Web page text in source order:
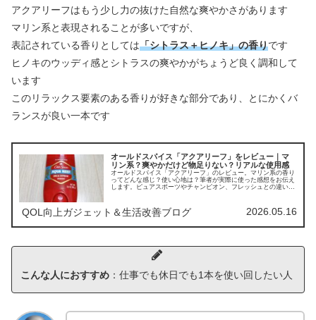
アクアリーフはもう少し力の抜けた自然な爽やかさがあります
マリン系と表現されることが多いですが、
表記されている香りとしては「シトラス＋ヒノキ」の香りです
ヒノキのウッディ感とシトラスの爽やかがちょうど良く調和して
います
このリラックス要素のある香りが好きな部分であり、とにかくバ
ランスが良い一本です
オールドスパイス「アクアリーフ」をレビュー｜マ
リン系？爽やかだけど物足りない？リアルな使用感
オールドスパイス「アクアリーフ」のレビュー。マリン系の香り
ってどんな感じ？使い心地は？筆者が実際に使った感想をお伝え
します。ピュアスポーツやチャンピオン、フレッシュとの違いも
QOL向上ガジェット＆生活改善ブログ 2026.05.16
こんな人におすすめ ：仕事でも休日でも1本を使い回したい人